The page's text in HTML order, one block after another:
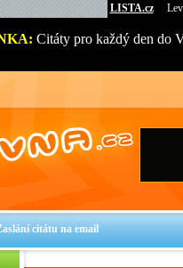
LISTA.cz
Citáty pro každý den do
citátu na email